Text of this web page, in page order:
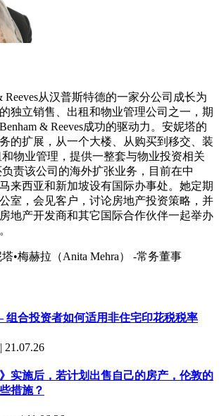
Reeves从汉普斯特德的一家分公司成长为
独立销售、出租和物业管理公司之一，期
& Reeves成功的驱动力。安妮塔的
的扩展，从一个大楼、从购买到移交、装
物业管理，提供一整套与物业投资相关
责该公司的海外扩张业务，目前在中
来西亚和新加坡设有国际办事处。她定期
室，会见客户，讨论房地产投资策略，并
地产开发商和其它国际合作伙伴一起举办
•梅赫拉（Anita Mehra） -常务董事
组合投资者如何适用非住宅印花税税率
| 21.07.26
实施后，若计划出售自己的房产，伦敦的
措施？